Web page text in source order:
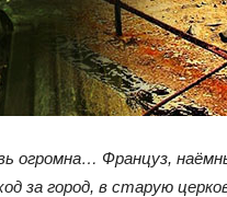
огромна… Француз,
за город, в старую